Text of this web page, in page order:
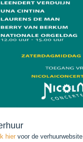
hiervoor de verhuurwebsite